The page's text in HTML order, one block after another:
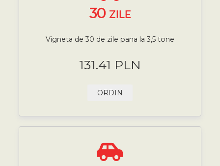
30 ZILE
Vigneta de 30 de zile pana la 3,5 tone
131.41 PLN
ORDIN